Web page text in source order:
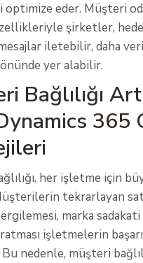
eder. Müşteri
şirketler,
iletebilir, daha
yer alabilir.
Bağlılığı
365
her işletme için
tekrarlayan
marka
işletmelerin
nedenle, müşteri